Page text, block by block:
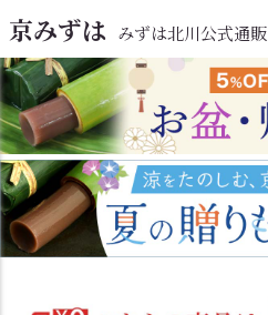
京みずは みずは北川公式通販